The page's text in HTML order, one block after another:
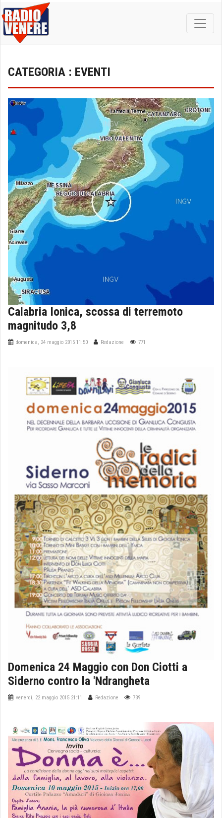
CATEGORIA : EVENTI
Calabria Ionica, scossa di terremoto
magnitudo 3,8
domenica, 24 maggio 2015 11:50 Redazione 771
Domenica 24 Maggio con Don Ciotti a
Siderno contro la 'Ndrangheta
venerdì, 22 maggio 2015 21:11 Redazione 739